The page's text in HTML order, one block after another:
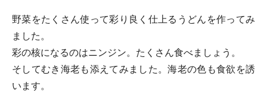
野菜をたくさん使って彩り良く仕上るうどんを作ってみ
ました。
彩の核になるのはニンジン。たくさん食べましょう。
そしてむき海老も添えてみました。海老の色も食欲を誘
います。